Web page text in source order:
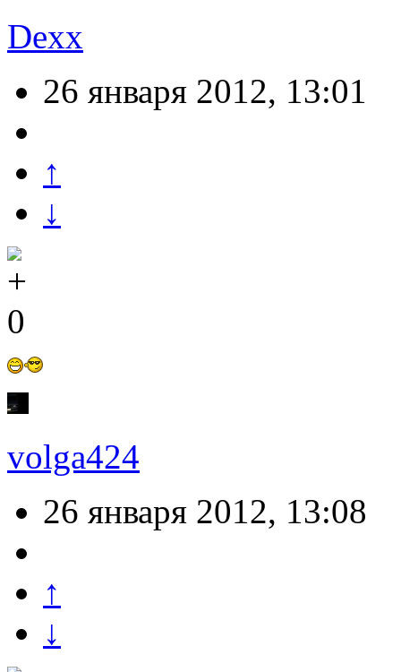
Dexx
26 января 2012, 13:01
↑
↓
0
volga424
26 января 2012, 13:08
↑
↓